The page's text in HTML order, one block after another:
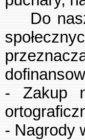
Do
- Zakup
- Nagrody